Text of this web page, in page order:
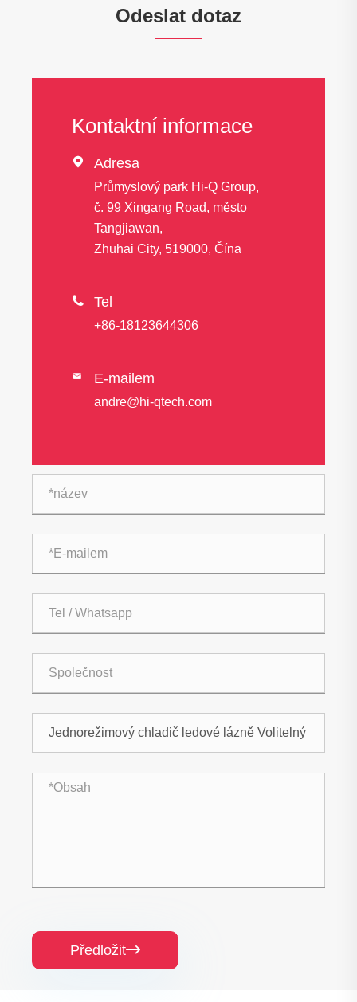
Odeslat dotaz
Kontaktní informace
 Adresa
Průmyslový park Hi-Q Group,
č. 99 Xingang Road, město
Tangjiawan,
Zhuhai City, 519000, Čína
 Tel
+86-18123644306
 E-mailem
andre@hi-qtech.com
Předložit